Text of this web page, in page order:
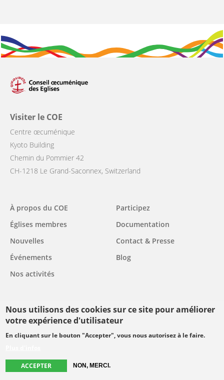
Nous utilisons des cookies sur ce site pour améliorer
votre expérience d'utilisateur
En cliquant sur le bouton "Accepter", vous nous autorisez à le faire.
ACCEPTER NON, MERCI.
Visiter le COE
Centre œcuménique
Kyoto Building
Chemin du Pommier 42
CH-1218 Le Grand-Saconnex, Switzerland
Main
navigation
À propos du COE
Églises membres
Nouvelles
Événements
Nos activités
Participez
Documentation
Contact & Presse
Blog
Follow us
facebook
twitteryoutubeyoutubeinstagram
your
language
Footer